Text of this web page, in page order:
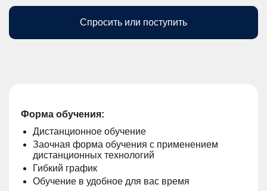
Спросить или поступить
Форма обучения:
Дистанционное обучение
Заочная форма обучения с применением
дистанционных технологий
Гибкий график
Обучение в удобное для вас время